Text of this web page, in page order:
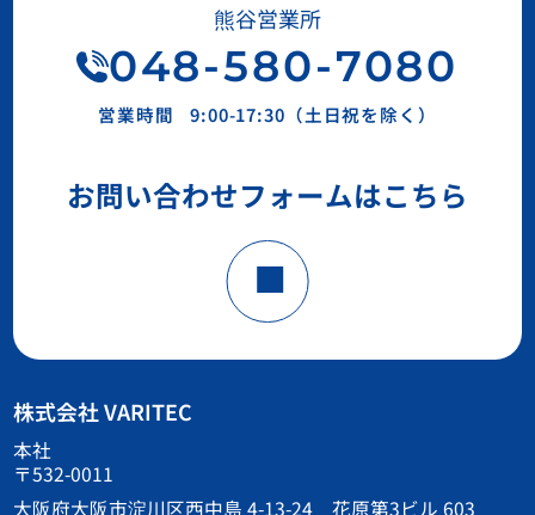
熊谷営業所
048-580-7080
営業時間 9:00-17:30（土日祝を除く）
お問い合わせフォームはこちら
株式会社 VARITEC
本社
〒532-0011
大阪府大阪市淀川区西中島 4-13-24 花原第3ビル 603